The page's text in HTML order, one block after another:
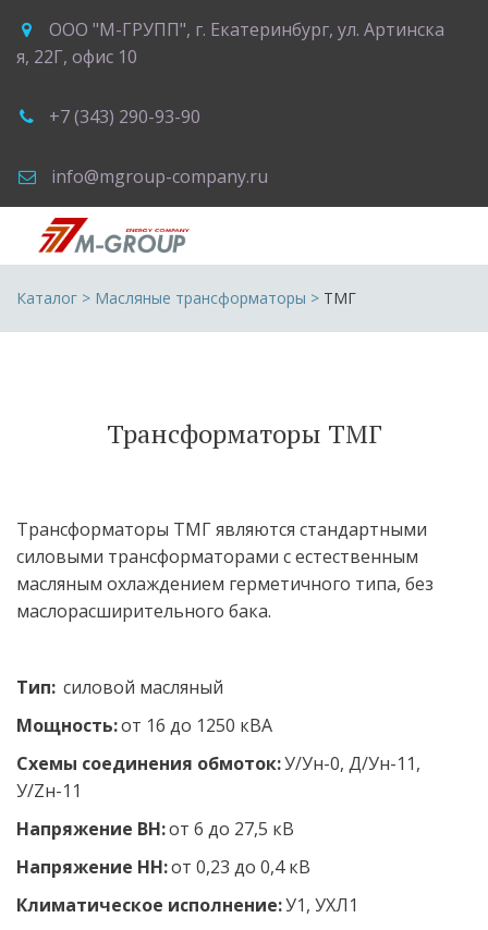
ООО "М-ГРУПП", г. Екатеринбург, ул. Артинска
я, 22Г, офис 10
+7 (343) 290-93-90
info@mgroup-company.ru
Каталог > Масляные трансформаторы > ТМГ
Трансформаторы ТМГ
Трансформаторы ТМГ являются стандартными
силовыми трансформаторами с естественным
масляным охлаждением герметичного типа, без
маслорасширительного бака.
Тип:
  силовой масляный
Мощность: от 16 до 1250 кВА
Схемы соединения обмоток: У/Ун-0, Д/Ун-11,
У/Zн-11
Напряжение ВН: от 6 до 27,5 кВ
Напряжение НН: от 0,23 до 0,4 кВ
Климатическое исполнение: У1, УХЛ1